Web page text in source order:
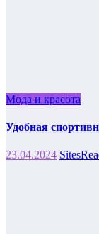
Мода и красота
Удобная
23.04.2024